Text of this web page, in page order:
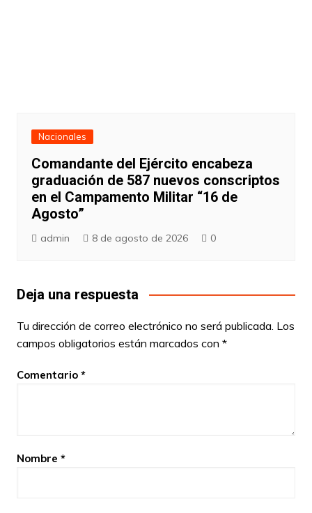
Nacionales
Comandante del Ejército encabeza
graduación de 587 nuevos conscriptos
en el Campamento Militar “16 de
Agosto”
admin 8 de agosto de 2026 0
Deja una respuesta
Tu dirección de correo electrónico no será publicada. Los
campos obligatorios están marcados con *
Comentario *
Nombre *